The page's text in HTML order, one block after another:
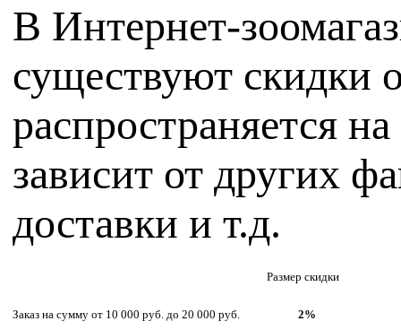
В Интернет-
существуют скидки
распространяется
зависит от других
доставки и т.д.
Размер скидки
Заказ на сумму от 10 000 руб. до 20 000 руб.
2%